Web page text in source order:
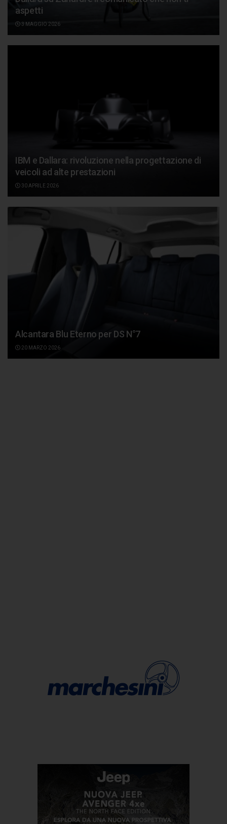
aspetti
3 MAGGIO 2026
IBM e Dallara: rivoluzione nella progettazione di
veicoli ad alte prestazioni
30 APRILE 2026
Alcantara Blu Eterno per DS N°7
20 MARZO 2026